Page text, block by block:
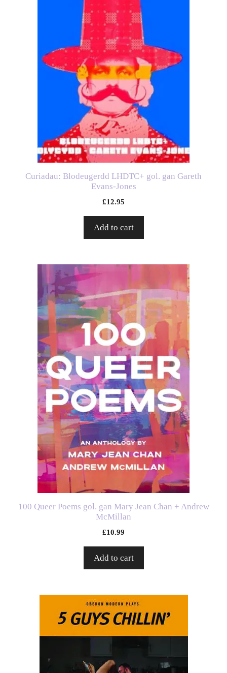
Curiadau: Blodeugerdd LHDTC+ gol. gan Gareth
Evans-Jones
£12.95
Add to cart
100 Queer Poems gol. gan Mary Jean Chan + Andrew
McMillan
£10.99
Add to cart